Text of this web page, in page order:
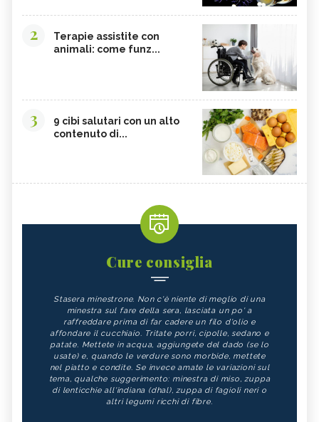
2
Terapie assistite con
animali: come funz...
3
9 cibi salutari con un alto
contenuto di...
Cure consiglia
Stasera minestrone. Non c'è niente di meglio di una
minestra sul fare della sera, lasciata un po' a
raffreddare prima di far cadere un filo d'olio e
affondare il cucchiaio. Tritate porri, cipolle, sedano e
patate. Mettete in acqua, aggiungete del dado (se lo
usate) e, quando le verdure sono morbide, mettete
nel piatto e condite. Se invece amate le variazioni sul
tema, qualche suggerimento: minestra di miso, zuppa
di lenticchie all'indiana (dhal), zuppa di fagioli neri o
altri legumi ricchi di fibre.